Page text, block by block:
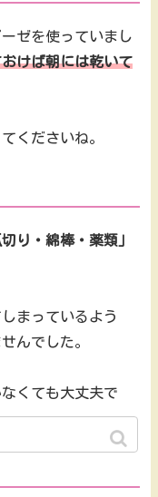
ゼを使っていまし
けば朝には乾いて
くださいね。
り・綿棒・薬類」
まっているよう
んでした。
くても大丈夫で